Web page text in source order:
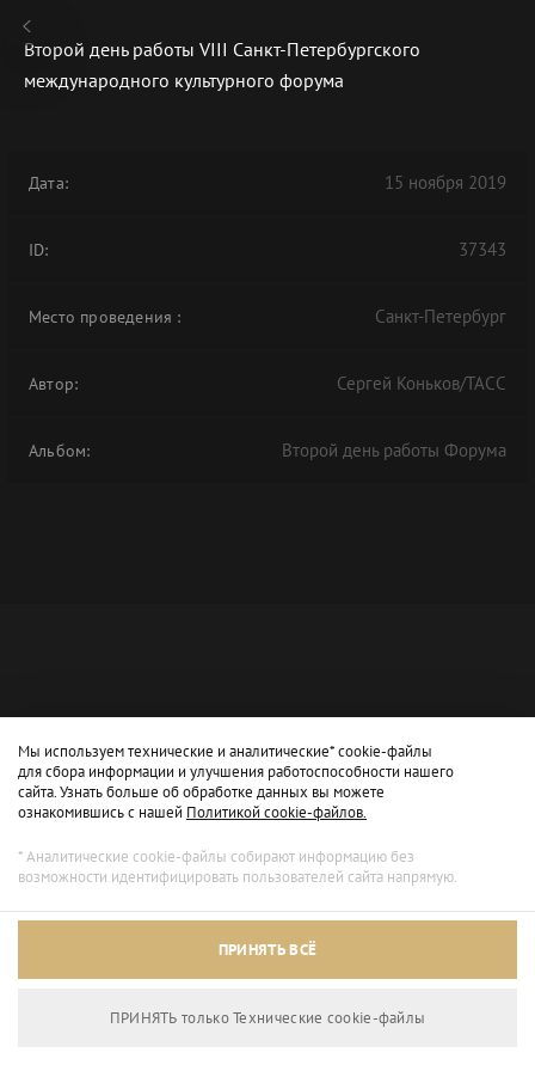
В АРХИВЕ
Архивный режим
Второй день работы VIII Санкт-Петербургского
международного культурного форума
Дата: 15 ноября 2019
ID: 37343
Место проведения : Санкт-Петербург
Автор: Сергей Коньков/ТАСС
Альбом: Второй день работы Форума
Мы используем технические и аналитические* cookie-файлы
для сбора информации и улучшения работоспособности нашего
сайта. Узнать больше об обработке данных вы можете
ознакомившись с нашей Политикой cookie-файлов.
* Аналитические cookie-файлы собирают информацию без
возможности идентифицировать пользователей сайта напрямую.
ПРИНЯТЬ ВСЁ
ПРИНЯТЬ только Технические сookie-файлы